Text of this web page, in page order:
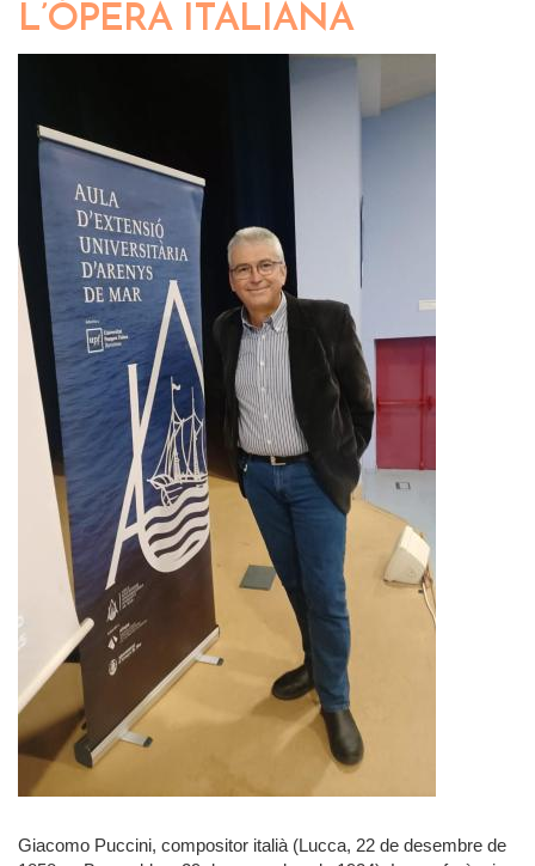
L’ÒPERA ITALIANA
Giacomo Puccini, compositor italià (Lucca, 22 de desembre de